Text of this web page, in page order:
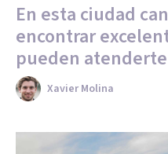
En esta ciudad
encontrar
pueden
Xavier Molina